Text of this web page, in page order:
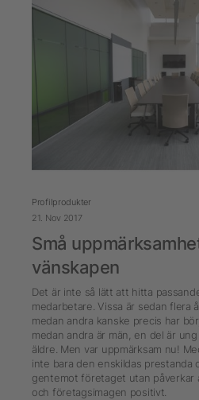
Profilprodukter
21. Nov 2017
Små
vänskapen
Det är inte så lätt att hitta
medarbetare. Vissa är sedan flera
medan andra kanske precis har
medan andra är män, en del är
äldre. Men var uppmärksam nu!
inte bara den enskildas prestanda
gentemot företaget utan påverkar
och företagsimagen positivt.